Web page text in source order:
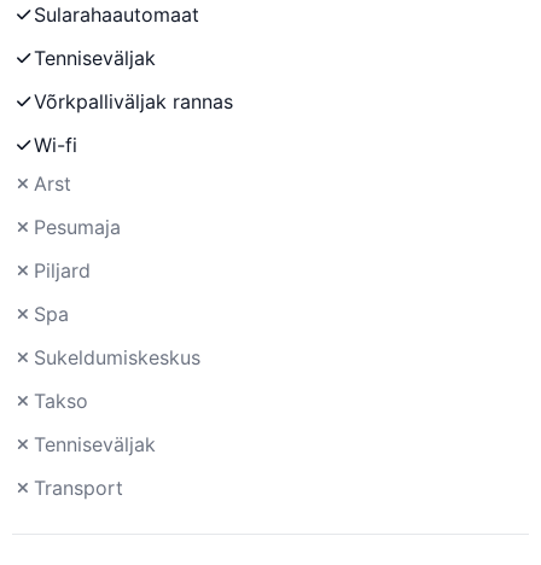
Sularahaautomaat
Tenniseväljak
Võrkpalliväljak rannas
Wi-fi
Arst
Pesumaja
Piljard
Spa
Sukeldumiskeskus
Takso
Tenniseväljak
Transport